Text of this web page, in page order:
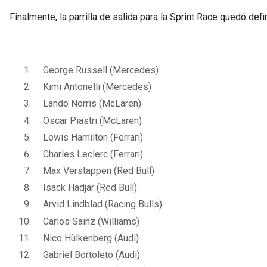
Finalmente, la parrilla de salida para la Sprint Race quedó
George Russell (Mercedes)
Kimi Antonelli (Mercedes)
Lando Norris (McLaren)
Oscar Piastri (McLaren)
Lewis Hamilton (Ferrari)
Charles Leclerc (Ferrari)
Max Verstappen (Red Bull)
Isack Hadjar (Red Bull)
Arvid Lindblad (Racing Bulls)
Carlos Sainz (Williams)
Nico Hülkenberg (Audi)
Gabriel Bortoleto (Audi)